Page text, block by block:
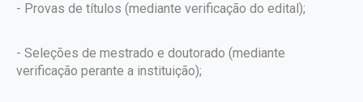
- Provas de títulos (mediante verificação do edital);
- Seleções de mestrado e doutorado (mediante
verificação perante a instituição);